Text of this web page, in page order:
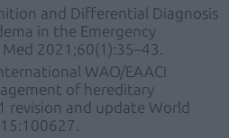
and Differential Diagnosis
in the Emergency
2021;60(1):35–43.
WAO/EAACI
of hereditary
revision and update World